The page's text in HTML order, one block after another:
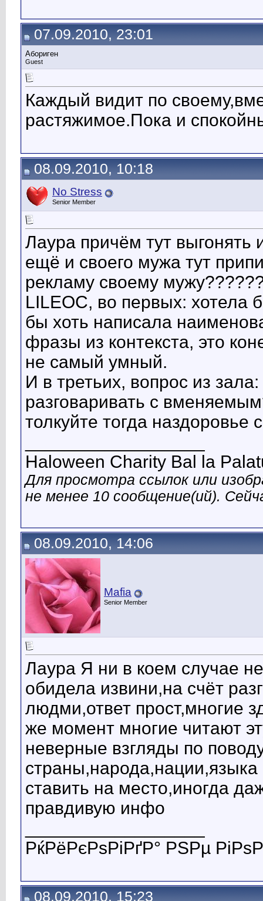
07.09.2010, 23:01
Абориген
Guest
Каждый видит по
растяжимое.Пока и
08.09.2010, 10:18
No Stress
Senior Member
Лаура причём тут выгонять
ещё и своего мужа тут
рекламу своему
LILEOC, во первых: хотела
бы хоть написала
фразы из контекста, это
не самый умный.
И в третьих, вопрос из
разговаривать с
толкуйте тогда наздоровье
Haloween Charity Bal la
Для просмотра ссылок или
не менее 10 сообщение(ий).
08.09.2010, 14:06
Mafia
Senior Member
Лаура Я ни в коем случае
обидела извини,на счёт
людми,ответ прост,многие
же момент многие читают
неверные взгляды по
ставить на место,иногда
правдивую инфо
РќРёРєРѕРіРґР° РЅРµ
08.09.2010, 15:23